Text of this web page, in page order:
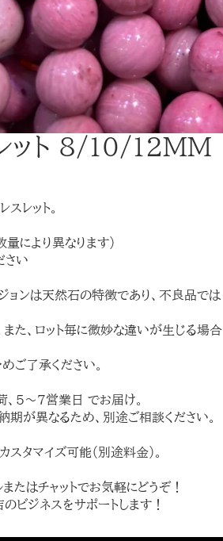
レット 8/10/12MM
レット。
により異なります）
さい
ジョンは天然石の特徴であり、不良品では
た、ロット毎に微妙な違いが生じる場合
ご了承ください。
5～7営業日 でお届け。
期が異なるため、別途ご相談ください。
タマイズ可能（別途料金）。
たはチャットでお気軽にどうぞ！
ビジネスをサポートします！